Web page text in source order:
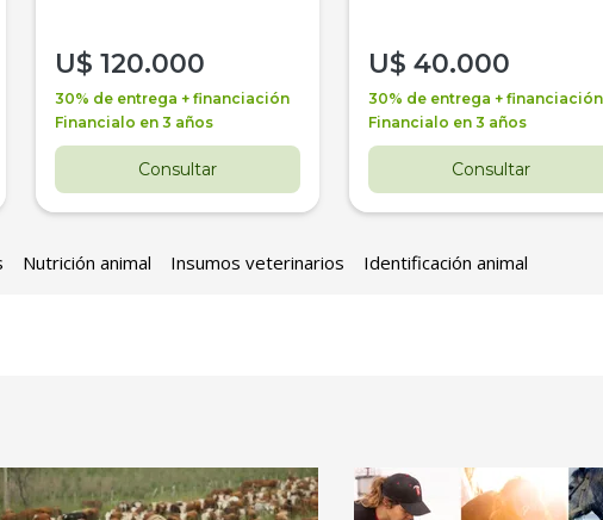
U$ 120.000
30% de entrega + financiación
Financialo en 3 años
Consultar
U$ 40.000
30% de entrega + financiación
Financialo en 3 años
Consultar
Nutrición animal Insumos veterinarios Identificación animal